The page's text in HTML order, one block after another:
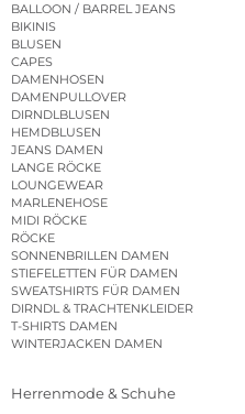
BALLOON / BARREL JEANS
BIKINIS
BLUSEN
CAPES
DAMENHOSEN
DAMENPULLOVER
DIRNDLBLUSEN
HEMDBLUSEN
JEANS DAMEN
LANGE RÖCKE
LOUNGEWEAR
MARLENEHOSE
MIDI RÖCKE
RÖCKE
SONNENBRILLEN DAMEN
STIEFELETTEN FÜR DAMEN
SWEATSHIRTS FÜR DAMEN
DIRNDL & TRACHTENKLEIDER
T-SHIRTS DAMEN
WINTERJACKEN DAMEN
Herrenmode & Schuhe